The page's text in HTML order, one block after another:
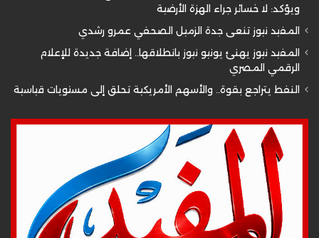
ويؤكد: لا خسائر جراء الهزة الأرضية
المفيد نيوز تنعى جدة الزميل الصحفي عمرو رشدي
المفيد نيوز يهنئ يونيو نيوز بانطلاقها.. إضافة جديدة للإعلام
الرقمي المصري
النفط يتراجع بقوة.. والأسهم الأمريكية تحلق إلى مستويات قياسية